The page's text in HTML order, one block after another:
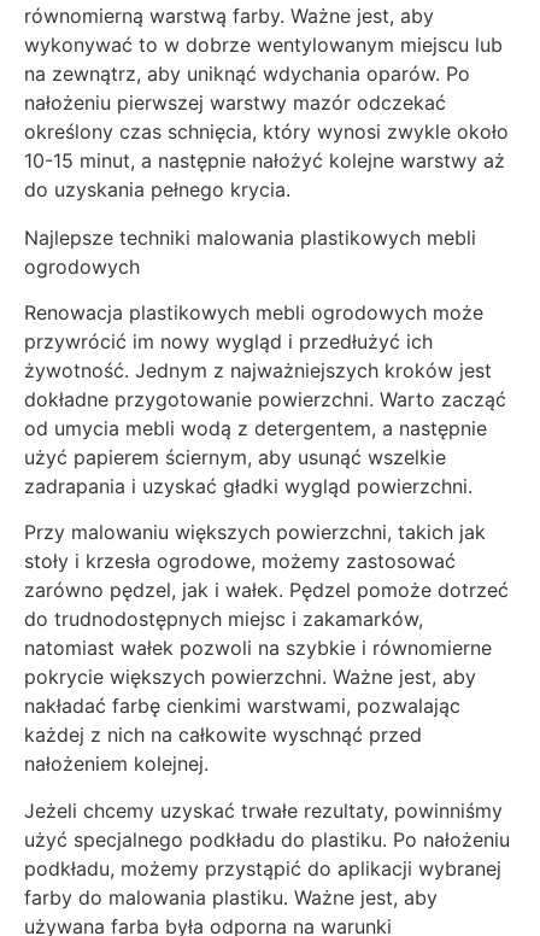
równomierną warstwą farby. Ważne jest, aby
wykonywać to w dobrze wentylowanym miejscu lub
na zewnątrz, aby uniknąć wdychania oparów. Po
nałożeniu pierwszej warstwy mazór odczekać
określony czas schnięcia, który wynosi zwykle około
10-15 minut, a następnie nałożyć kolejne warstwy aż
do uzyskania pełnego krycia.
Najlepsze techniki malowania plastikowych mebli
ogrodowych
Renowacja plastikowych mebli ogrodowych może
przywrócić im nowy wygląd i przedłużyć ich
żywotność. Jednym z najważniejszych kroków jest
dokładne przygotowanie powierzchni. Warto zacząć
od umycia mebli wodą z detergentem, a następnie
użyć papierem ściernym, aby usunąć wszelkie
zadrapania i uzyskać gładki wygląd powierzchni.
Przy malowaniu większych powierzchni, takich jak
stoły i krzesła ogrodowe, możemy zastosować
zarówno pędzel, jak i wałek. Pędzel pomoże dotrzeć
do trudnodostępnych miejsc i zakamarków,
natomiast wałek pozwoli na szybkie i równomierne
pokrycie większych powierzchni. Ważne jest, aby
nakładać farbę cienkimi warstwami, pozwalając
każdej z nich na całkowite wyschnąć przed
nałożeniem kolejnej.
Jeżeli chcemy uzyskać trwałe rezultaty, powinniśmy
użyć specjalnego podkładu do plastiku. Po nałożeniu
podkładu, możemy przystąpić do aplikacji wybranej
farby do malowania plastiku. Ważne jest, aby
używana farba była odporna na warunki